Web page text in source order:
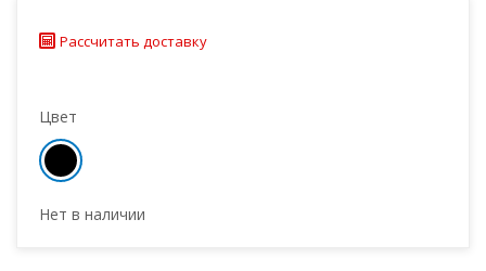
Рассчитать доставку
Цвет
Нет в наличии